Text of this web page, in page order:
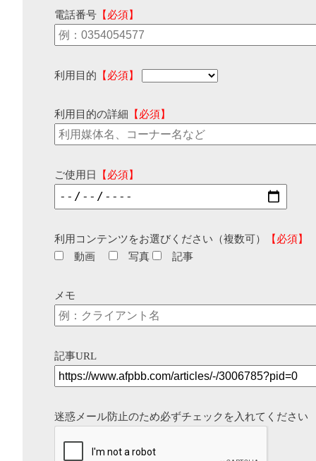
電話番号 【必須】
利用目的 【必須】
利用目的の詳細 【必須】
ご使用日 【必須】
利用コンテンツをお選びください（複数可）
【必須】
動画
写真 記事
メモ
記事URL
迷惑メール防止のため必ずチェックを入れてください